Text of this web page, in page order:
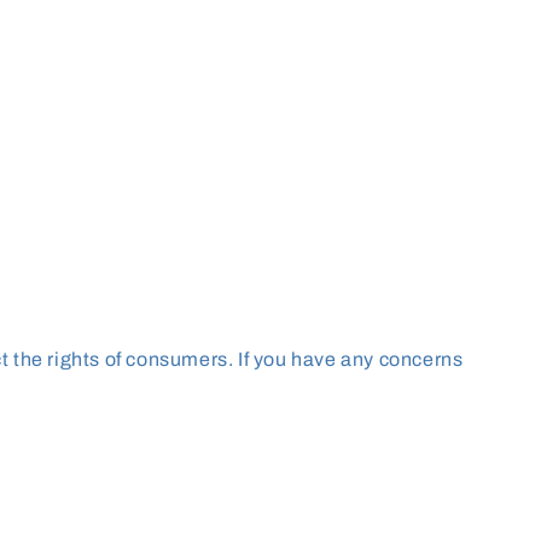
rights of consumers. If you have any concerns